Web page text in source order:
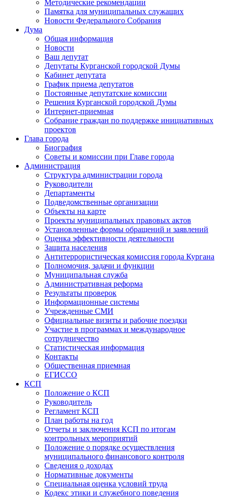
Методические рекомендации
Памятка для муниципальных служащих
Новости Федерального Cобрания
Дума
Общая информация
Новости
Ваш депутат
Депутаты Курганской городской Думы
Кабинет депутата
График приема депутатов
Постоянные депутатские комиссии
Решения Курганской городской Думы
Интернет-приемная
Собрание граждан по поддержке инициативных
проектов
Глава города
Биография
Советы и комиссии при Главе города
Администрация
Структура администрации города
Руководители
Департаменты
Подведомственные организации
Объекты на карте
Проекты муниципальных правовых актов
Установленные формы обращений и заявлений
Оценка эффективности деятельности
Защита населения
Антитеррористическая комиссия города Кургана
Полномочия, задачи и функции
Муниципальная служба
Административная реформа
Результаты проверок
Информационные системы
Учрежденные СМИ
Официальные визиты и рабочие поездки
Участие в программах и международное
сотрудничество
Статистическая информация
Контакты
Общественная приемная
ЕГИССО
КСП
Положение о КСП
Руководитель
Регламент КСП
План работы на год
Отчеты и заключения КСП по итогам
контрольных мероприятий
Положение о порядке осуществления
муниципального финансового контроля
Сведения о доходах
Нормативные документы
Специальная оценка условий труда
Кодекс этики и служебного поведения